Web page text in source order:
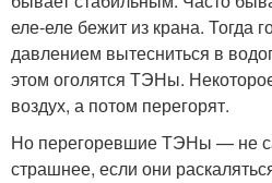
еле-еле бежит из крана. Тогда
давлением вытесниться в
этом оголятся ТЭНы.
воздух, а потом перегорят.
Но перегоревшие ТЭНы — не
страшнее, если они